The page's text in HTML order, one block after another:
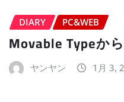
DIARY PC&WEB
Movable Typeか
ヤンヤン 1月 3,